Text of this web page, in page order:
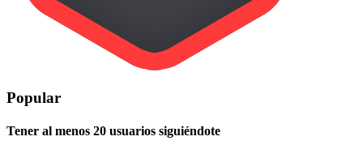
Popular
Tener al menos 20 usuarios siguiéndote